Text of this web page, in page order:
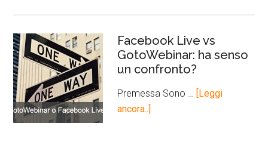
Facebook Live vs
GotoWebinar: ha senso
un confronto?
Premessa Sono … [Leggi
ancora..]